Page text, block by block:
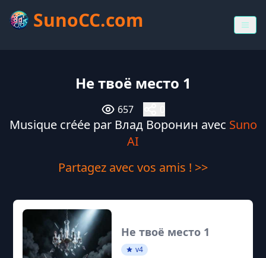
SunoCC.com
Не твоё место 1
657
Musique créée par Влад Воронин avec Suno
AI
Partagez avec vos amis ! >>
Не твоё место 1
v4